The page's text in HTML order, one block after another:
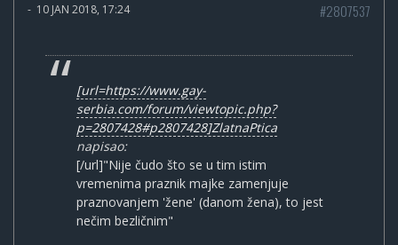
- 10 JAN 2018, 17:24 #2807537
[url=https://www.gay-
serbia.com/forum/viewtopic.php?
p=2807428#p2807428]ZlatnaPtica
napisao:
[/url]"Nije čudo što se u tim istim
vremenima praznik majke zamenjuje
praznovanjem 'žene' (danom žena), to jest
nečim bezličnim"